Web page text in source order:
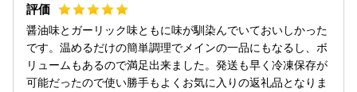
醤油味とガーリック味ともに味が馴染んでいておいしかった
です。温めるだけの簡単調理でメインの一品にもなるし、ボ
リュームもあるので満足出来ました。発送も早く冷凍保存が
可能だったので使い勝手もよくお気に入りの返礼品となりま